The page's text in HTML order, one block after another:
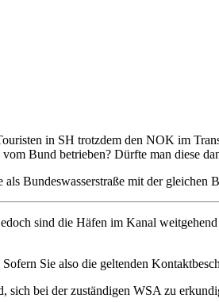
in SH trotzdem den NOK im
Bund betrieben? Dürfte man diese
Bundeswasserstraße mit der
sind die Häfen im Kanal weitgehend
Sie also die geltenden
sich bei der zuständigen WSA zu